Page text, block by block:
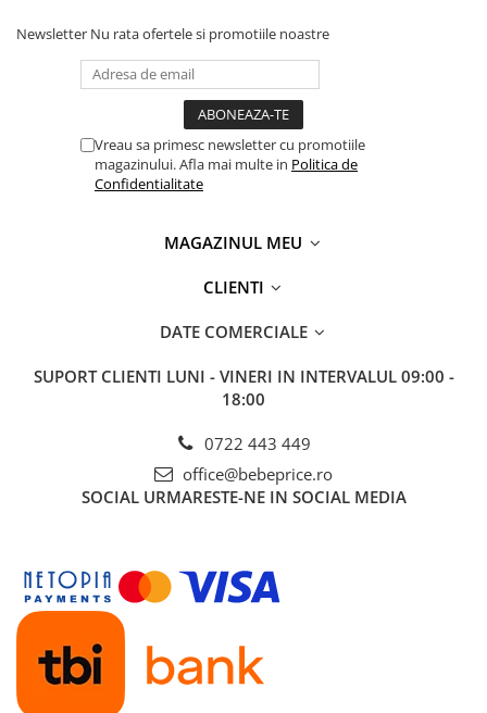
Newsletter Nu rata ofertele si promotiile noastre
Vreau sa primesc newsletter cu promotiile
magazinului. Afla mai multe in Politica de
Confidentialitate
MAGAZINUL MEU
CLIENTI
DATE COMERCIALE
SUPORT CLIENTI LUNI - VINERI IN INTERVALUL 09:00 -
18:00
0722 443 449
office@bebeprice.ro
SOCIAL URMARESTE-NE IN SOCIAL MEDIA